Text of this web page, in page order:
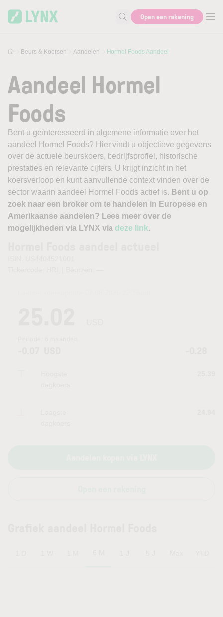
Zoek naar informatie
Open een rekening
Beurs & Koersen Aandelen Hormel Foods Aandeel
Aandeel Hormel
Foods
Bent u geïnteresseerd in algemene informatie over het
aandeel Hormel Foods? Hier vindt u objectieve gegevens
over de actuele beurskoers, bedrijfsprofiel, historische
prestaties en relevante cijfers. U krijgt inzicht in het
koersverloop en kunt aanvullende context vinden over de
sector waarin aandeel Hormel Foods actief is. Bent u op
zoek naar een broker om te handelen in Europese en
Amerikaanse aandelen? Lees meer over de
mogelijkheden via LYNX via deze link.